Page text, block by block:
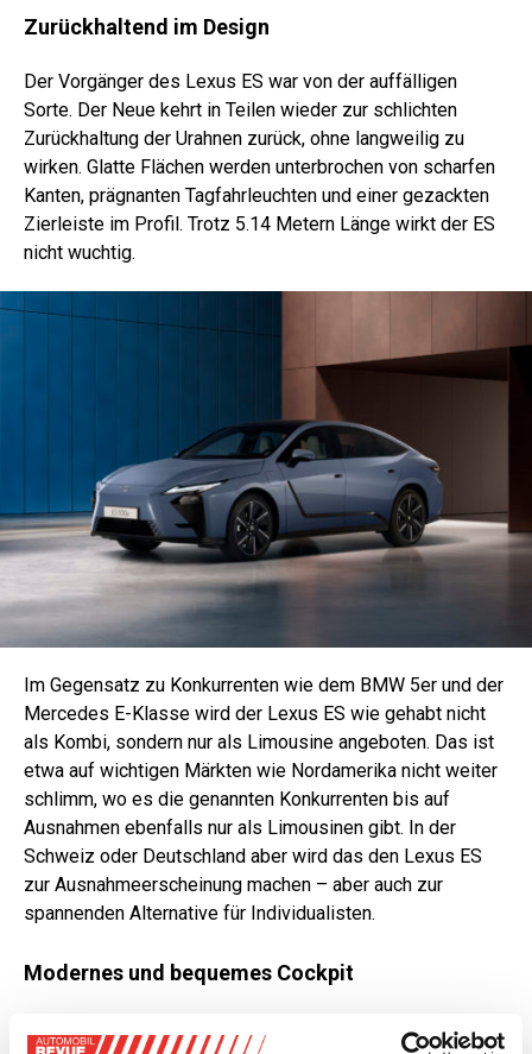
Zurückhaltend im Design
Der Vorgänger des Lexus ES war von der auffälligen
Sorte. Der Neue kehrt in Teilen wieder zur schlichten
Zurückhaltung der Urahnen zurück, ohne langweilig zu
wirken. Glatte Flächen werden unterbrochen von scharfen
Kanten, prägnanten Tagfahrleuchten und einer gezackten
Zierleiste im Profil. Trotz 5.14 Metern Länge wirkt der ES
nicht wuchtig.
Im Gegensatz zu Konkurrenten wie dem BMW 5er und der
Mercedes E-Klasse wird der Lexus ES wie gehabt nicht
als Kombi, sondern nur als Limousine angeboten. Das ist
etwa auf wichtigen Märkten wie Nordamerika nicht weiter
schlimm, wo es die genannten Konkurrenten bis auf
Ausnahmen ebenfalls nur als Limousinen gibt. In der
Schweiz oder Deutschland aber wird das den Lexus ES
zur Ausnahmeerscheinung machen – aber auch zur
spannenden Alternative für Individualisten.
Modernes und bequemes Cockpit
Das Innenleben des neuen Lexus LS ist – wie das